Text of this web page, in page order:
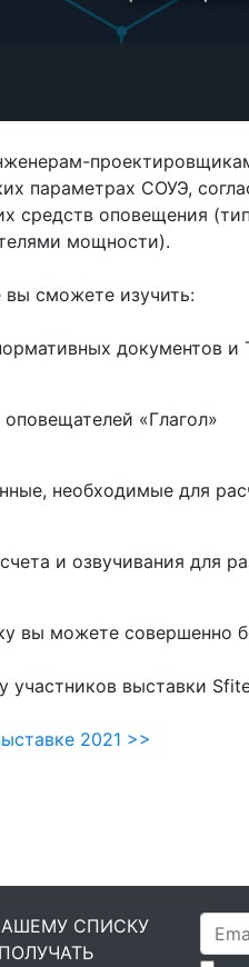
параметрах СОУЭ,
средств оповещения
мощности).
сможете изучить:
документов
«Глагол»
необходимые для
и озвучивания для
вы можете совершенно
участников выставки
2021 >>
СПИСКУ